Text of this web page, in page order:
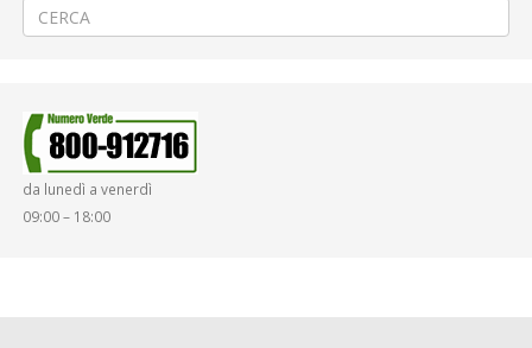
da lunedì a venerdì
09:00 – 18:00